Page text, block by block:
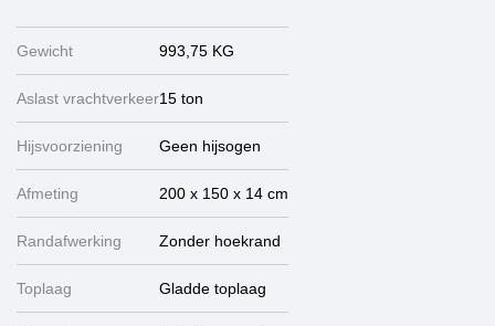
Gewicht 993,75 KG
Aslast vrachtverkeer15 ton
Hijsvoorziening Geen hijsogen
Afmeting 200 x 150 x 14 cm
Randafwerking Zonder hoekrand
Toplaag Gladde toplaag